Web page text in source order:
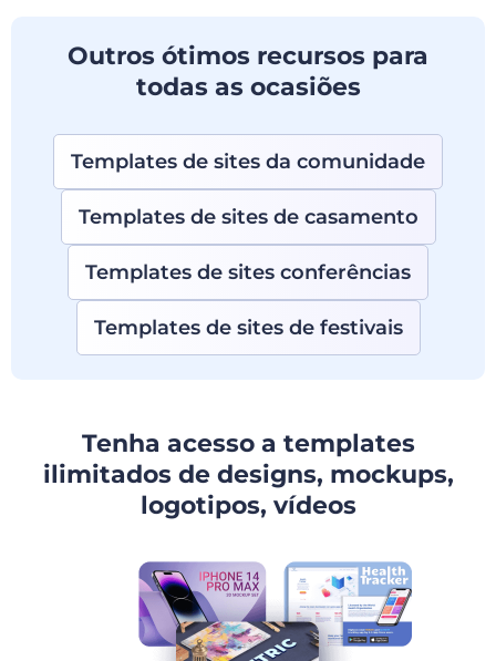
Outros ótimos recursos para
todas as ocasiões
Templates de sites da comunidade
Templates de sites de casamento
Templates de sites conferências
Templates de sites de festivais
Tenha acesso a templates
ilimitados de designs, mockups,
logotipos, vídeos